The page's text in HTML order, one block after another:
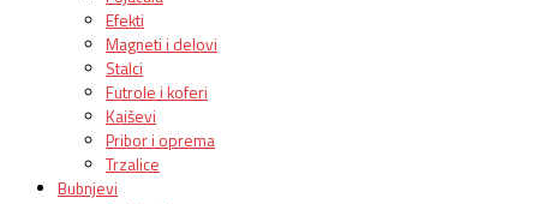
Efekti
Magneti i delovi
Stalci
Futrole i koferi
Kaiševi
Pribor i oprema
Trzalice
Bubnjevi